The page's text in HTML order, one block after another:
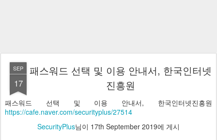
SEP
17
패스워드 선택 및 이용 안내서, 한국인터넷
진흥원
패스워드 선택 및 이용 안내서, 한국인터넷진흥원
https://cafe.naver.com/securityplus/27514
SecurityPlus님이 17th September 2019에 게시